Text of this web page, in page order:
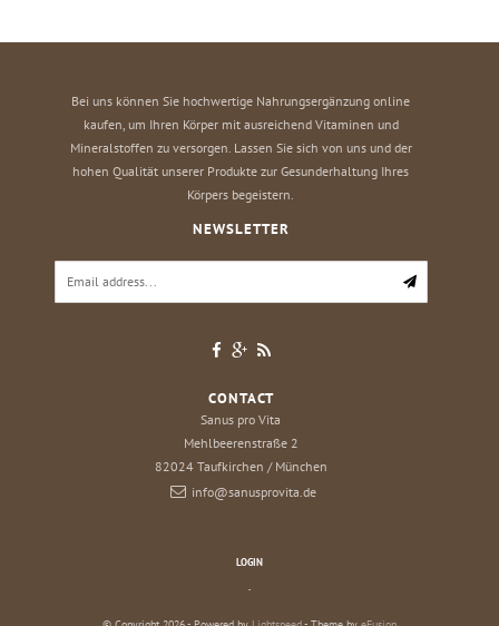
Bei uns können Sie hochwertige Nahrungsergänzung online
kaufen, um Ihren Körper mit ausreichend Vitaminen und
Mineralstoffen zu versorgen. Lassen Sie sich von uns und der
hohen Qualität unserer Produkte zur Gesunderhaltung Ihres
Körpers begeistern.
NEWSLETTER
CONTACT
Sanus pro Vita
Mehlbeerenstraße 2
82024 Taufkirchen / München
info@sanusprovita.de
LOGIN